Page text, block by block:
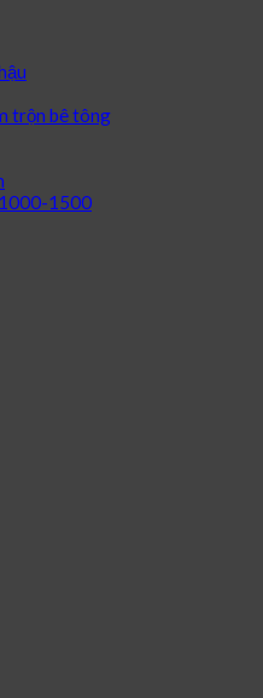
trộn bê tông
1500